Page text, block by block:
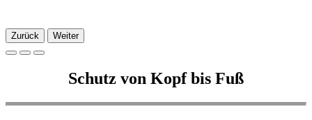
Zurück Weiter
Schutz von Kopf bis Fuß